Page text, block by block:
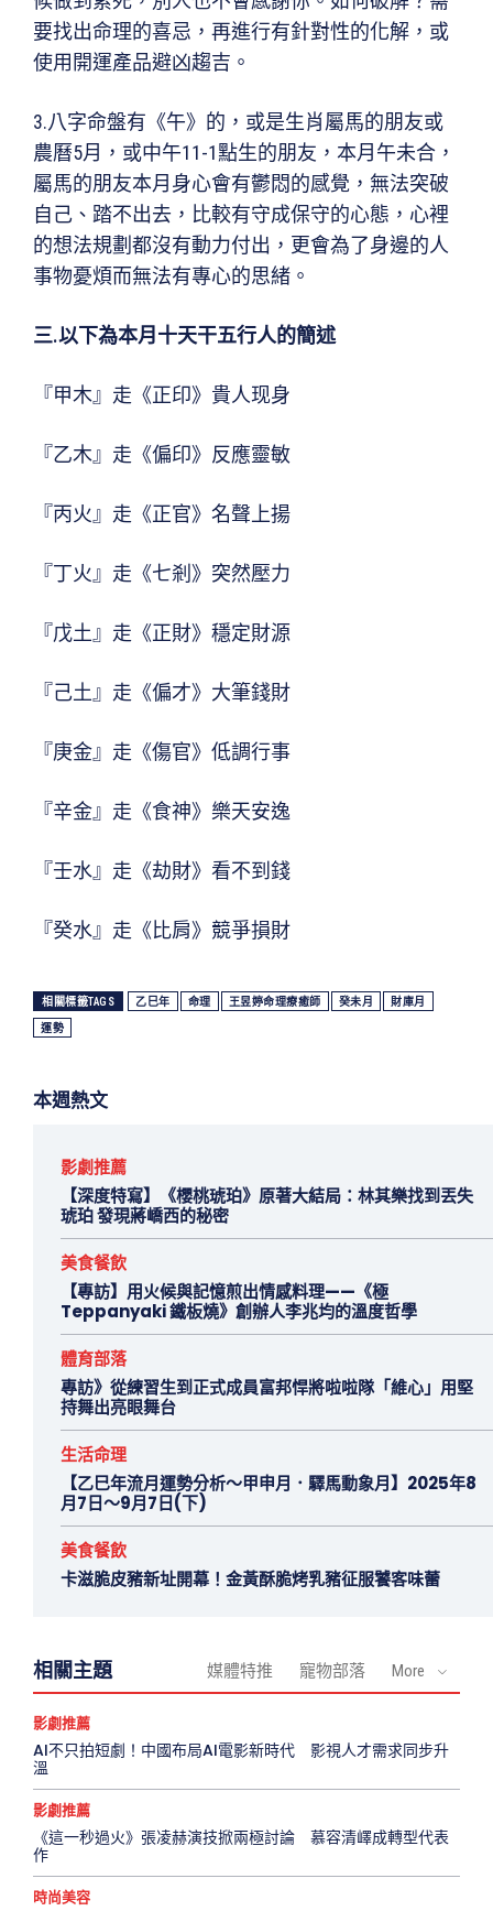
要找出命理的喜忌，再進行有針對性的化解，或
使用開運產品避凶趨吉。
3.八字命盤有《午》的，或是生肖屬馬的朋友或
農曆5月，或中午11-1點生的朋友，本月午未合，
屬馬的朋友本月身心會有鬱悶的感覺，無法突破
自己、踏不出去，比較有守成保守的心態，心裡
的想法規劃都沒有動力付出，更會為了身邊的人
事物憂煩而無法有專心的思緒。
三.以下為本月十天干五行人的簡述
『甲木』走《正印》貴人现身
『乙木』走《偏印》反應靈敏
『丙火』走《正官》名聲上揚
『丁火』走《七剎》突然壓力
『戊土』走《正財》穩定財源
『己土』走《偏才》大筆錢財
『庚金』走《傷官》低調行事
『辛金』走《食神》樂天安逸
『壬水』走《劫財》看不到錢
『癸水』走《比肩》競爭損財
相關標籤TAGS 乙巳年 命理 王昱婷命理療癒師 癸未月 財庫月
運勢
本週熱文
影劇推薦
【深度特寫】《櫻桃琥珀》原著大結局：林其樂找到丟失
琥珀 發現蔣嶠西的秘密
美食餐飲
【專訪】用火候與記憶煎出情感料理——《極
Teppanyaki 鐵板燒》創辦人李兆均的溫度哲學
體育部落
專訪》從練習生到正式成員富邦悍將啦啦隊「維心」用堅
持舞出亮眼舞台
生活命理
【乙巳年流月運勢分析～甲申月．驛馬動象月】2025年8
月7日～9月7日(下)
美食餐飲
卡滋脆皮豬新址開幕！金黃酥脆烤乳豬征服饕客味蕾
相關主題 媒體特推 寵物部落 More
影劇推薦
AI不只拍短劇！中國布局AI電影新時代 影視人才需求同步升
溫
影劇推薦
《這一秒過火》張凌赫演技掀兩極討論 慕容清嶧成轉型代表
作
時尚美容